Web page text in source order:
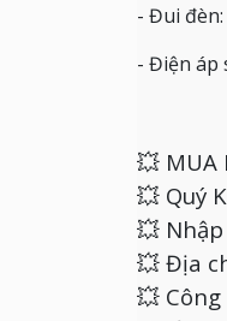
- Đui
- Điện áp
💥 MUA
💥 Quý
💥
💥 Địa
💥